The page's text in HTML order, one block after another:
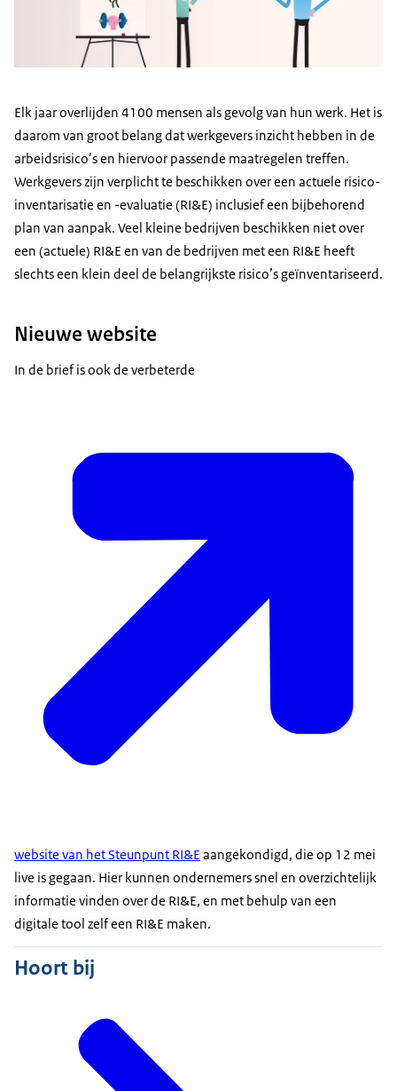
Elk jaar overlijden 4100 mensen als gevolg van hun werk. Het is
daarom van groot belang dat werkgevers inzicht hebben in de
arbeidsrisico’s en hiervoor passende maatregelen treffen.
Werkgevers zijn verplicht te beschikken over een actuele risico-
inventarisatie en -evaluatie (RI&E) inclusief een bijbehorend
plan van aanpak. Veel kleine bedrijven beschikken niet over
een (actuele) RI&E en van de bedrijven met een RI&E heeft
slechts een klein deel de belangrijkste risico’s geïnventariseerd.
Nieuwe website
In de brief is ook de verbeterde
website van het Steunpunt RI&E aangekondigd, die op 12 mei
live is gegaan. Hier kunnen ondernemers snel en overzichtelijk
informatie vinden over de RI&E, en met behulp van een
digitale tool zelf een RI&E maken.
Hoort bij